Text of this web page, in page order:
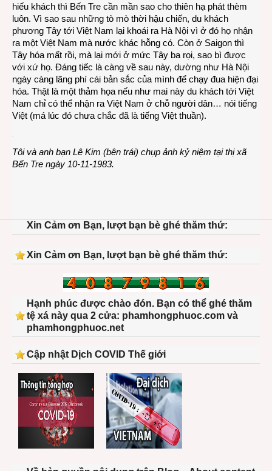
hiếu khách thì Bến Tre cần mần sao cho thiên hạ phát thèm
luôn. Vì sao sau những tò mò thời hậu chiến, du khách
phương Tây tới Việt Nam lại khoái ra Hà Nội vì ở đó họ nhận
ra một Việt Nam mà nước khác hỗng có. Còn ở Saigon thì
Tây hóa mất rồi, mà lại mới ở mức Tây ba rọi, sao bì được
với xứ họ. Đáng tiếc là càng về sau này, dường như Hà Nội
ngày càng lãng phí cái bản sắc của mình để chạy đua hiện đại
hóa. Thật là một thảm họa nếu như mai này du khách tới Việt
Nam chỉ có thể nhận ra Việt Nam ở chỗ người dân… nói tiếng
Việt (má lúc đó chưa chắc đã là tiếng Việt thuần).
Tôi và anh bạn Lê Kim (bên trái) chụp ảnh kỷ niệm tại thị xã
Bến Tre ngày 10-11-1983.
Xin Cảm ơn Bạn, lượt bạn bè ghé thăm thứ:
Xin Cảm ơn Bạn, lượt bạn bè ghé thăm thứ:
Hạnh phúc được chào đón. Bạn có thể ghé thăm
tệ xá này qua 2 cửa: phamhongphuoc.com và
phamhongphuoc.net
Cập nhật Dịch COVID Thế giới